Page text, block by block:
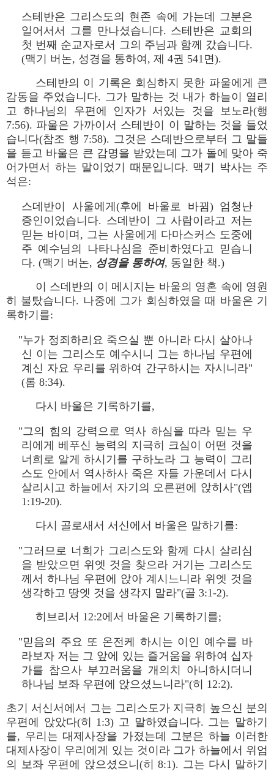
스테반은 그리스도의 현존 속에 가는데 그분은
일어서서 그를 만나셨습니다. 스테반은 교회의
첫 번째 순교자로서 그의 주님과 함께 갔습니다.
(맥기 버논, 성경을 통하여, 제 4권 541면).
스테반의 이 기록은 회심하지 못한 파울에게 큰
감동을 주었습니다. 그가 말하는 것 내가 하늘이 열리
고 하나님의 우편에 인자가 서있는 것을 보노라(행
7:56). 파울은 가까이서 스테반이 이 말하는 것을 들었
습니다(참조 행 7:58). 그것은 스데반으로부터 그 말들
을 듣고 바울은 큰 감명을 받았는데 그가 돌에 맞아 죽
어가면서 하는 말이었기 때문입니다. 맥기 박사는 주
석은:
스데반이 사울에게(후에 바울로 바뀜) 엄청난
증인이었습니다. 스데반이 그 사람이라고 저는
믿는 바이며, 그는 사울에게 다마스커스 도중에
주 예수님의 나타나심을 준비하였다고 믿습니
다. (맥기 버논, 성경을 통하여, 동일한 책.)
이 스데반의 이 메시지는 바울의 영혼 속에 영원
히 불탔습니다. 나중에 그가 회심하였을 때 바울은 기
록하기를:
"누가 정죄하리요 죽으실 뿐 아니라 다시 살아나
신 이는 그리스도 예수시니 그는 하나님 우편에
계신 자요 우리를 위하여 간구하시는 자시니라"
(롬 8:34).
다시 바울은 기록하기를,
"그의 힘의 강력으로 역사 하심을 따라 믿는 우
리에게 베푸신 능력의 지극히 크심이 어떤 것을
너희로 알게 하시기를 구하노라 그 능력이 그리
스도 안에서 역사하사 죽은 자들 가운데서 다시
살리시고 하늘에서 자기의 오른편에 앉히사"(엡
1:19-20).
다시 골로새서 서신에서 바울은 말하기를:
"그러므로 너희가 그리스도와 함께 다시 살리심
을 받았으면 위엣 것을 찾으라 거기는 그리스도
께서 하나님 우편에 앉아 계시느니라 위엣 것을
생각하고 땅엣 것을 생각지 말라"(골 3:1-2).
히브리서 12:2에서 바울은 기록하기를;
"믿음의 주요 또 온전케 하시는 이인 예수를 바
라보자 저는 그 앞에 있는 즐거움을 위하여 십자
가를 참으사 부끄러움을 개의치 아니하시더니
하나님 보좌 우편에 앉으셨느니라"(히 12:2).
초기 서신서에서 그는 그리스도가 지극히 높으신 분의
우편에 앉았다(히 1:3) 고 말하였습니다. 그는 말하기
를, 우리는 대제사장을 가졌는데 그분은 하늘 이러한
대제사장이 우리에게 있는 것이라 그가 하늘에서 위엄
의 보좌 우편에 앉으셨으니(히 8:1). 그는 다시 말하기